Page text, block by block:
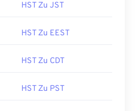
HST Zu JST
HST Zu EEST
HST Zu CDT
HST Zu PST